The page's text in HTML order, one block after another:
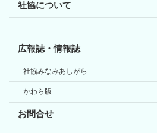
社協について
広報誌・情報誌
社協みなみあしがら
かわら版
お問合せ